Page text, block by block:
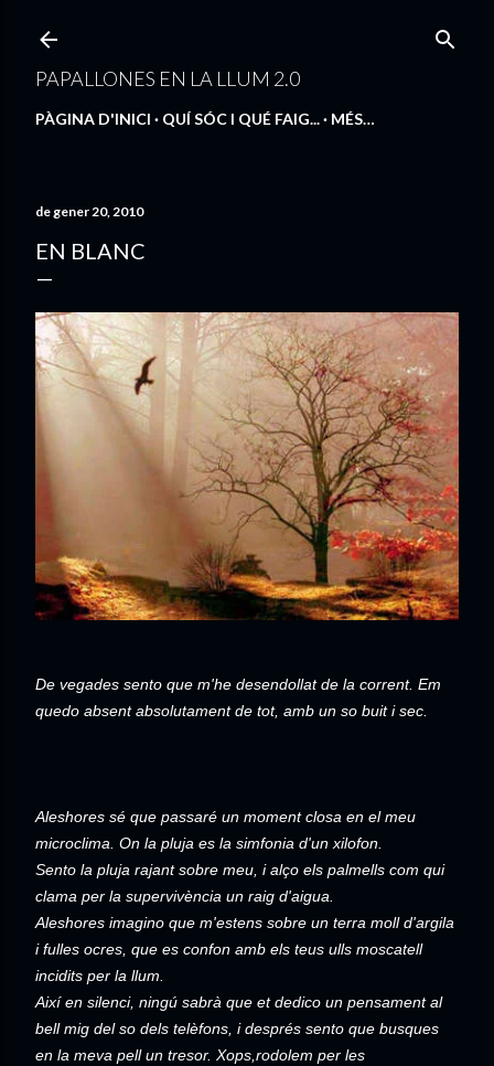
PAPALLONES EN LA LLUM 2.0
PÀGINA D'INICI QUÍ SÓC I QUÉ FAIG... MÉS…
de gener 20, 2010
EN BLANC
De vegades sento que m'he desendollat de la corrent. Em
quedo absent absolutament de tot, amb un so buit i sec.
Aleshores sé que passaré un moment closa en el meu
microclima. On la pluja es la simfonia d'un xilofon.
Sento la pluja rajant sobre meu, i alço els palmells com qui
clama per la supervivència un raig d'aigua.
Aleshores imagino que m'estens sobre un terra moll d'argila
i fulles ocres, que es confon amb els teus ulls moscatell
incidits per la llum.
Així en silenci, ningú sabrà que et dedico un pensament al
bell mig del so dels telèfons, i després sento que busques
en la meva pell un tresor. Xops,rodolem per les